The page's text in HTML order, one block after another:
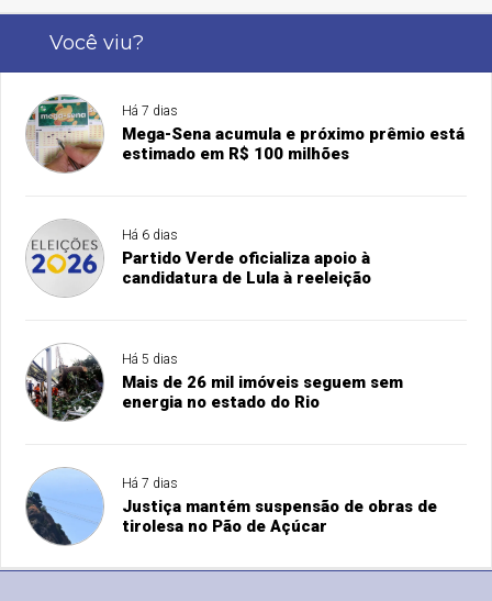
Você viu?
Há 7 dias
Mega-Sena acumula e próximo prêmio está
estimado em R$ 100 milhões
Há 6 dias
Partido Verde oficializa apoio à
candidatura de Lula à reeleição
Há 5 dias
Mais de 26 mil imóveis seguem sem
energia no estado do Rio
Há 7 dias
Justiça mantém suspensão de obras de
tirolesa no Pão de Açúcar